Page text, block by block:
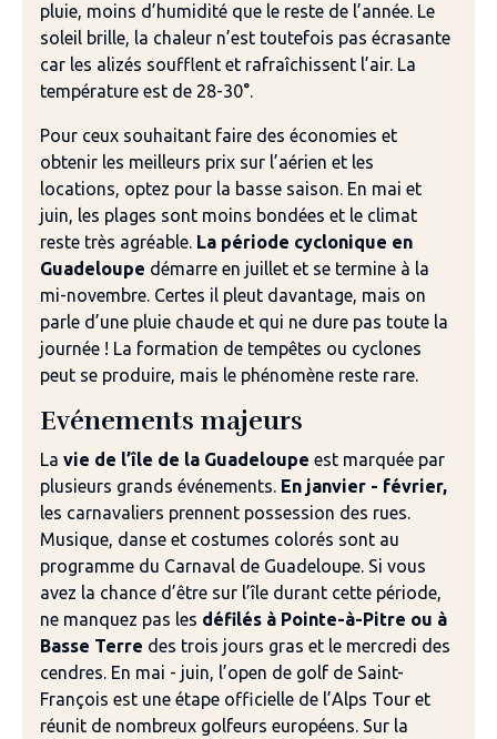
pluie, moins d’humidité que le reste de l’année. Le
soleil brille, la chaleur n’est toutefois pas écrasante
car les alizés soufflent et rafraîchissent l’air. La
température est de 28-30°.
Pour ceux souhaitant faire des économies et
obtenir les meilleurs prix sur l’aérien et les
locations, optez pour la basse saison. En mai et
juin, les plages sont moins bondées et le climat
reste très agréable. La période cyclonique en
Guadeloupe démarre en juillet et se termine à la
mi-novembre. Certes il pleut davantage, mais on
parle d’une pluie chaude et qui ne dure pas toute la
journée ! La formation de tempêtes ou cyclones
peut se produire, mais le phénomène reste rare.
Evénements majeurs
La vie de l’île de la Guadeloupe est marquée par
plusieurs grands événements. En janvier - février,
les carnavaliers prennent possession des rues.
Musique, danse et costumes colorés sont au
programme du Carnaval de Guadeloupe. Si vous
avez la chance d’être sur l’île durant cette période,
ne manquez pas les défilés à Pointe-à-Pitre ou à
Basse Terre des trois jours gras et le mercredi des
cendres. En mai - juin, l’open de golf de Saint-
François est une étape officielle de l’Alps Tour et
réunit de nombreux golfeurs européens. Sur la